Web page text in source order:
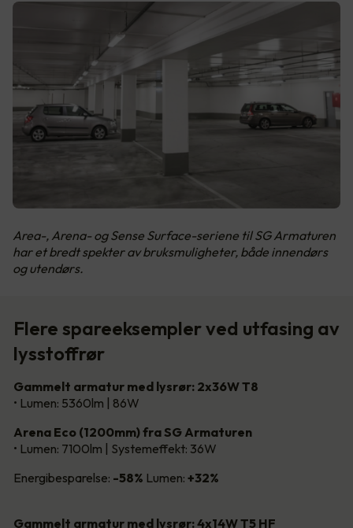
Area-, Arena- og Sense Surface-seriene til SG Armaturen
har et bredt spekter av bruksmuligheter, både innendørs
og utendørs.
Flere spareeksempler ved utfasing av
lysstoffrør
Gammelt armatur med lysrør: 2x36W T8
• Lumen: 5360lm | 86W
Arena Eco (1200mm) fra SG Armaturen
• Lumen: 7100lm | Systemeffekt: 36W
Energibesparelse: -58% Lumen: +32%
Gammelt armatur med lysrør: 4x14W T5 HF